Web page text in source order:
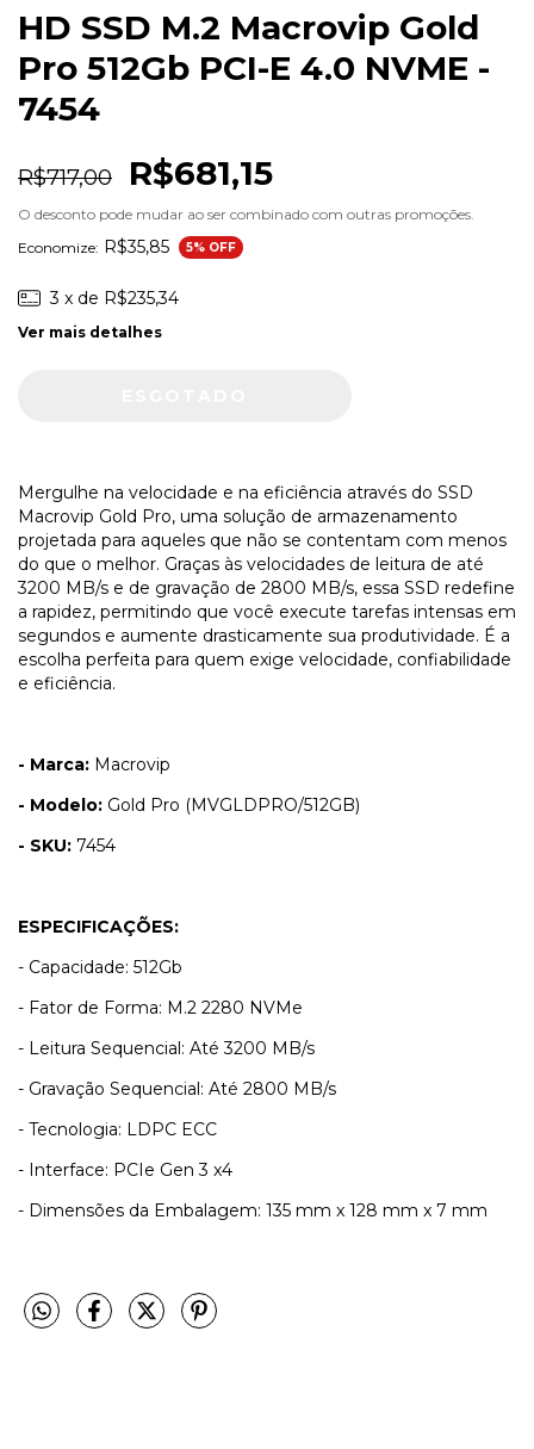
HD SSD M.2 Macrovip Gold
Pro 512Gb PCI-E 4.0 NVME -
7454
R$717,00 R$681,15
O desconto pode mudar ao ser combinado com outras promoções.
Economize: R$35,85 5% OFF
3 x de R$235,34
Ver mais detalhes
Mergulhe na velocidade e na eficiência através do SSD
Macrovip Gold Pro, uma solução de armazenamento
projetada para aqueles que não se contentam com menos
do que o melhor. Graças às velocidades de leitura de até
3200 MB/s e de gravação de 2800 MB/s, essa SSD redefine
a rapidez, permitindo que você execute tarefas intensas em
segundos e aumente drasticamente sua produtividade. É a
escolha perfeita para quem exige velocidade, confiabilidade
e eficiência.
- Marca: Macrovip
- Modelo: Gold Pro (MVGLDPRO/512GB)
- SKU: 7454
ESPECIFICAÇÕES:
- Capacidade: 512Gb
- Fator de Forma: M.2 2280 NVMe
- Leitura Sequencial: Até 3200 MB/s
- Gravação Sequencial: Até 2800 MB/s
- Tecnologia: LDPC ECC
- Interface: PCIe Gen 3 x4
- Dimensões da Embalagem: 135 mm x 128 mm x 7 mm